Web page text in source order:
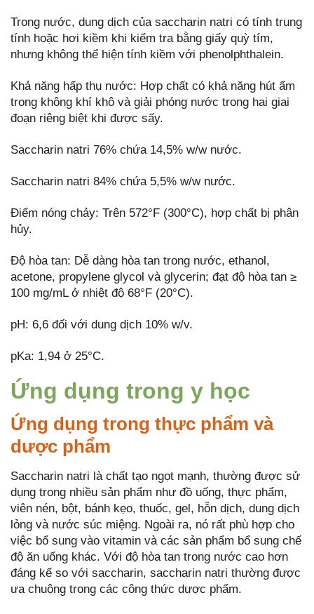
Trong nước, dung dịch của saccharin natri có tính trung
tính hoặc hơi kiềm khi kiểm tra bằng giấy quỳ tím,
nhưng không thể hiện tính kiềm với phenolphthalein.
Khả năng hấp thụ nước: Hợp chất có khả năng hút ẩm
trong không khí khô và giải phóng nước trong hai giai
đoạn riêng biệt khi được sấy.
Saccharin natri 76% chứa 14,5% w/w nước.
Saccharin natri 84% chứa 5,5% w/w nước.
Điểm nóng chảy: Trên 572°F (300°C), hợp chất bị phân
hủy.
Độ hòa tan: Dễ dàng hòa tan trong nước, ethanol,
acetone, propylene glycol và glycerin; đạt độ hòa tan ≥
100 mg/mL ở nhiệt độ 68°F (20°C).
pH: 6,6 đối với dung dịch 10% w/v.
pKa: 1,94 ở 25°C.
Ứng dụng trong y học
Ứng dụng trong thực phẩm và
dược phẩm
Saccharin natri là chất tạo ngọt mạnh, thường được sử
dụng trong nhiều sản phẩm như đồ uống, thực phẩm,
viên nén, bột, bánh kẹo, thuốc, gel, hỗn dịch, dung dịch
lỏng và nước súc miệng. Ngoài ra, nó rất phù hợp cho
việc bổ sung vào vitamin và các sản phẩm bổ sung chế
độ ăn uống khác. Với độ hòa tan trong nước cao hơn
đáng kể so với saccharin, saccharin natri thường được
ưa chuộng trong các công thức dược phẩm.